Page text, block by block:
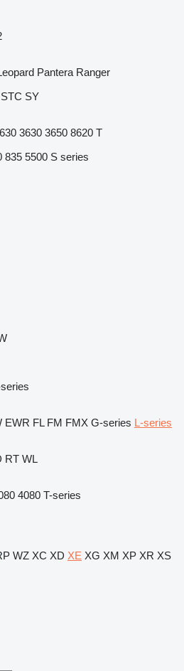
Pantera Ranger
STC SY
3630 3650 8620 T
835 5500 S series
EWR FL FM FMX G-series L-series
RT WL
4080 T-series
WZ XC XD XE XG XM XP XR XS